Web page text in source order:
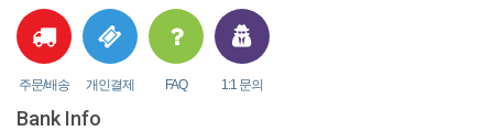
주문/배송 개인결제 FAQ 1:1 문의
Bank Info